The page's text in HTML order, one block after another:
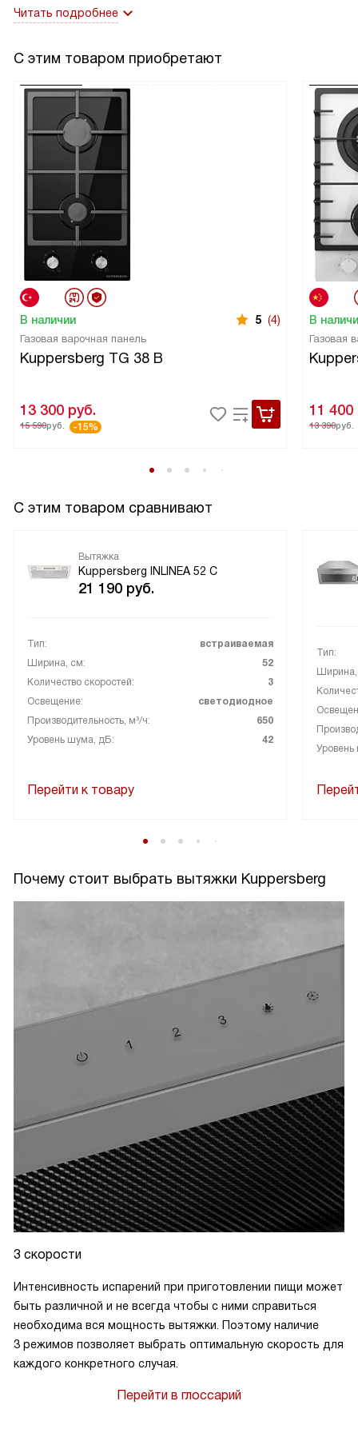
приятнее. И это так здорово!
Читать подробнее
С этим товаром приобретают
В наличии 5 (4)
Газовая варочная панель
Kuppersberg TG 38 B
13 300 руб.
15 590руб. -15%
В
Газовая
11 400
13 390руб.
С этим товаром сравнивают
Вытяжка
Kuppersberg INLINEA 52 С
21 190 руб.
Тип:
встраиваемая
Ширина, см:
52
Количество скоростей:
3
Освещение:
светодиодное
Производительность, м³/ч:
650
Уровень шума, дБ:
42
Перейти к товару
Тип:
Почему стоит выбрать вытяжки Kuppersberg
3 скорости
Интенсивность испарений при приготовлении пищи может
быть различной и не всегда чтобы с ними справиться
необходима вся мощность вытяжки. Поэтому наличие
3 режимов позволяет выбрать оптимальную скорость для
каждого конкретного случая.
Перейти в глоссарий